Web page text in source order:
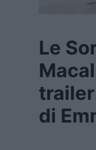
Le
di